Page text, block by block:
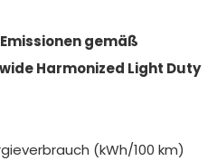
gemäß
Harmonized Light Duty
(kWh/100 km)